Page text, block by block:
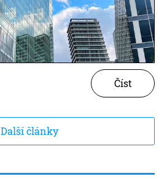
Číst
Další články